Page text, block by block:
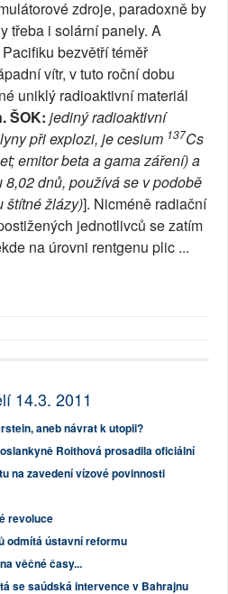
zdroje, paradoxně by
třeba i solární panely. A
bezvětří téměř
vítr, v tuto roční dobu
uniklý radioaktivní materiál
ŠOK: jediný radioaktivní
při explozi, je cesium 137Cs
emitor beta a gama záření) a
8,02 dnů, používá se v podobě
štítné žlázy)]. Nicméně radiační
jednotlivců se zatím
na úrovni rentgenu plic ...
14.3. 2011
aneb návrat k utopii?
Roithová prosadila oficiální
na zavedení vízové povinnosti
revoluce
odmítá ústavní reformu
věčné časy...
se saúdská intervence v Bahrajnu